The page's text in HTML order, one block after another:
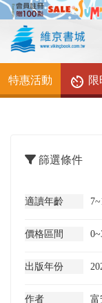
特惠活動
篩選條件
適讀年齡
價格區間
出版年份
作者 富